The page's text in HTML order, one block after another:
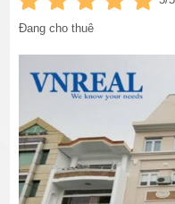
Đang cho thuê